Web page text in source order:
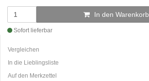
In den Warenkorb
Sofort lieferbar
Vergleichen
In die Lieblingsliste
Auf den Merkzettel